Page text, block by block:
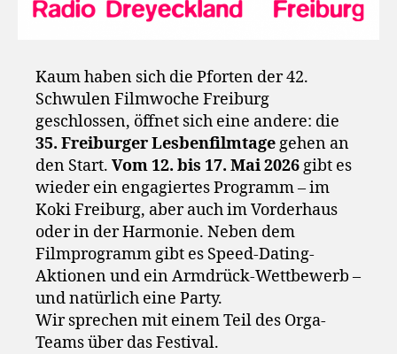
Kaum haben sich die Pforten der 42.
Schwulen Filmwoche Freiburg
geschlossen, öffnet sich eine andere: die
35. Freiburger Lesbenfilmtagegehen an
den Start. Vom 12. bis 17. Mai 2026gibt es
wieder ein engagiertes Programm – im
Koki Freiburg, aber auch im Vorderhaus
oder in der Harmonie. Neben dem
Filmprogramm gibt es Speed-Dating-
Aktionen und ein Armdrück-Wettbewerb –
und natürlich eine Party.
Wir sprechen mit einem Teil des Orga-
Teams über das Festival.